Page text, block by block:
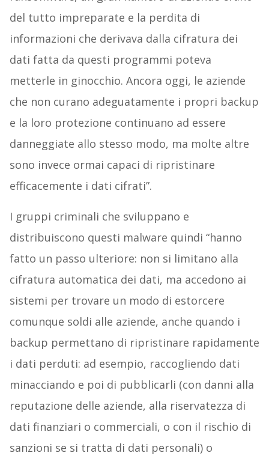
del tutto impreparate e la perdita di
informazioni che derivava dalla cifratura dei
dati fatta da questi programmi poteva
metterle in ginocchio. Ancora oggi, le aziende
che non curano adeguatamente i propri backup
e la loro protezione continuano ad essere
danneggiate allo stesso modo, ma molte altre
sono invece ormai capaci di ripristinare
efficacemente i dati cifrati”.
I gruppi criminali che sviluppano e
distribuiscono questi malware quindi “hanno
fatto un passo ulteriore: non si limitano alla
cifratura automatica dei dati, ma accedono ai
sistemi per trovare un modo di estorcere
comunque soldi alle aziende, anche quando i
backup permettano di ripristinare rapidamente
i dati perduti: ad esempio, raccogliendo dati
minacciando e poi di pubblicarli (con danni alla
reputazione delle aziende, alla riservatezza di
dati finanziari o commerciali, o con il rischio di
sanzioni se si tratta di dati personali) o